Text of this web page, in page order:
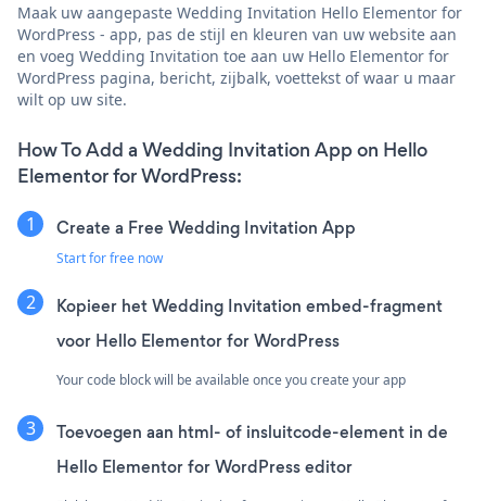
Maak uw aangepaste Wedding Invitation Hello Elementor for
WordPress - app, pas de stijl en kleuren van uw website aan
en voeg Wedding Invitation toe aan uw Hello Elementor for
WordPress pagina, bericht, zijbalk, voettekst of waar u maar
wilt op uw site.
How To Add a Wedding Invitation App on Hello
Elementor for WordPress:
Create a Free Wedding Invitation App
Start for free now
Kopieer het Wedding Invitation embed-fragment
voor Hello Elementor for WordPress
Your code block will be available once you create your app
Toevoegen aan html- of insluitcode-element in de
Hello Elementor for WordPress editor